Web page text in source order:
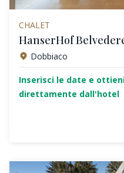
CHALET
HanserHof
Dobbiaco
Inserisci le date e
direttamente dall'hotel